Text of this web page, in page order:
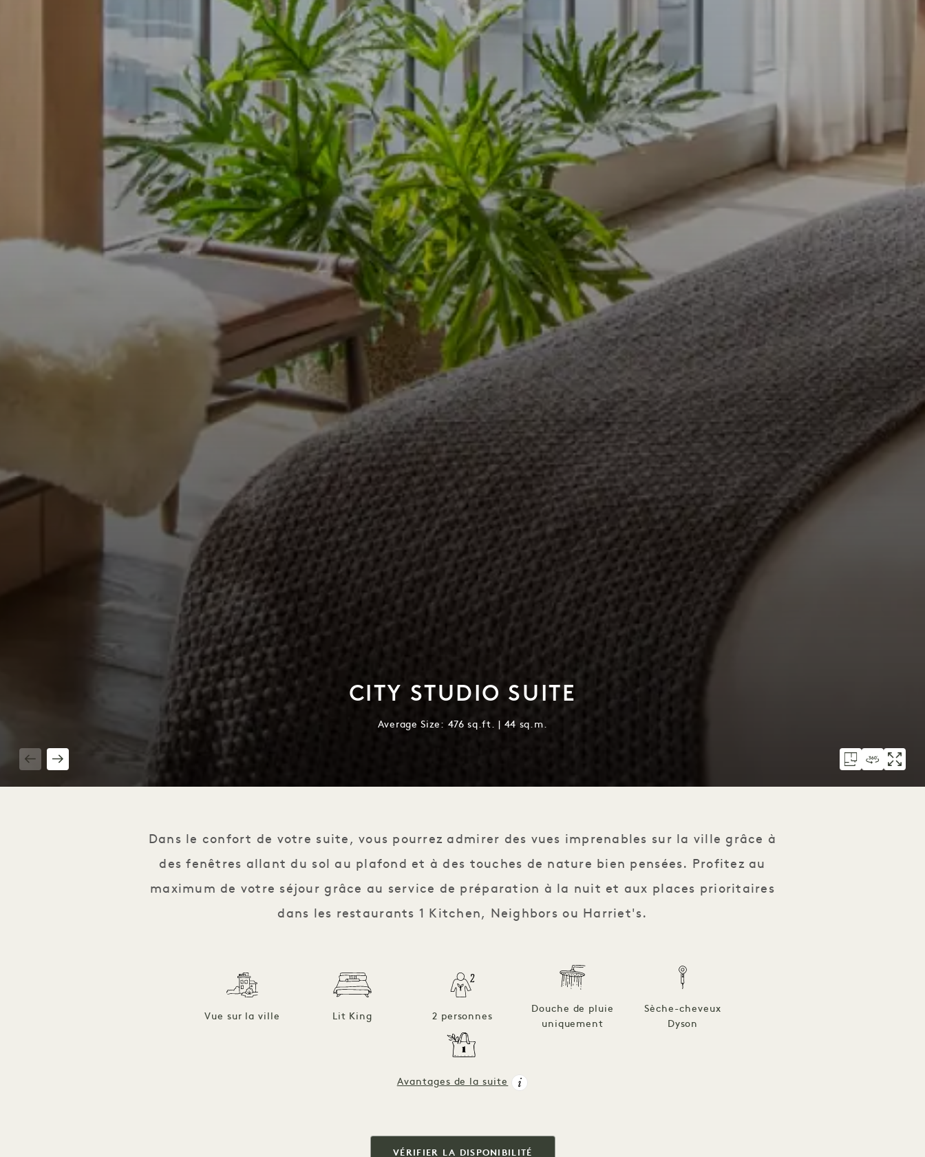
CITY STUDIO SUITE
Average Size: 476 sq.ft. | 44 sq.m.
Dans le confort de votre suite, vous pourrez admirer des vues imprenables sur la ville grâce à
des fenêtres allant du sol au plafond et à des touches de nature bien pensées. Profitez au
maximum de votre séjour grâce au service de préparation à la nuit et aux places prioritaires
dans les restaurants 1 Kitchen, Neighbors ou Harriet's.
Vue sur la ville Lit King 2 personnes
Douche de pluie
uniquement
Sèche-cheveux
Dyson
Avantages de la suite
VÉRIFIER LA DISPONIBILITÉ